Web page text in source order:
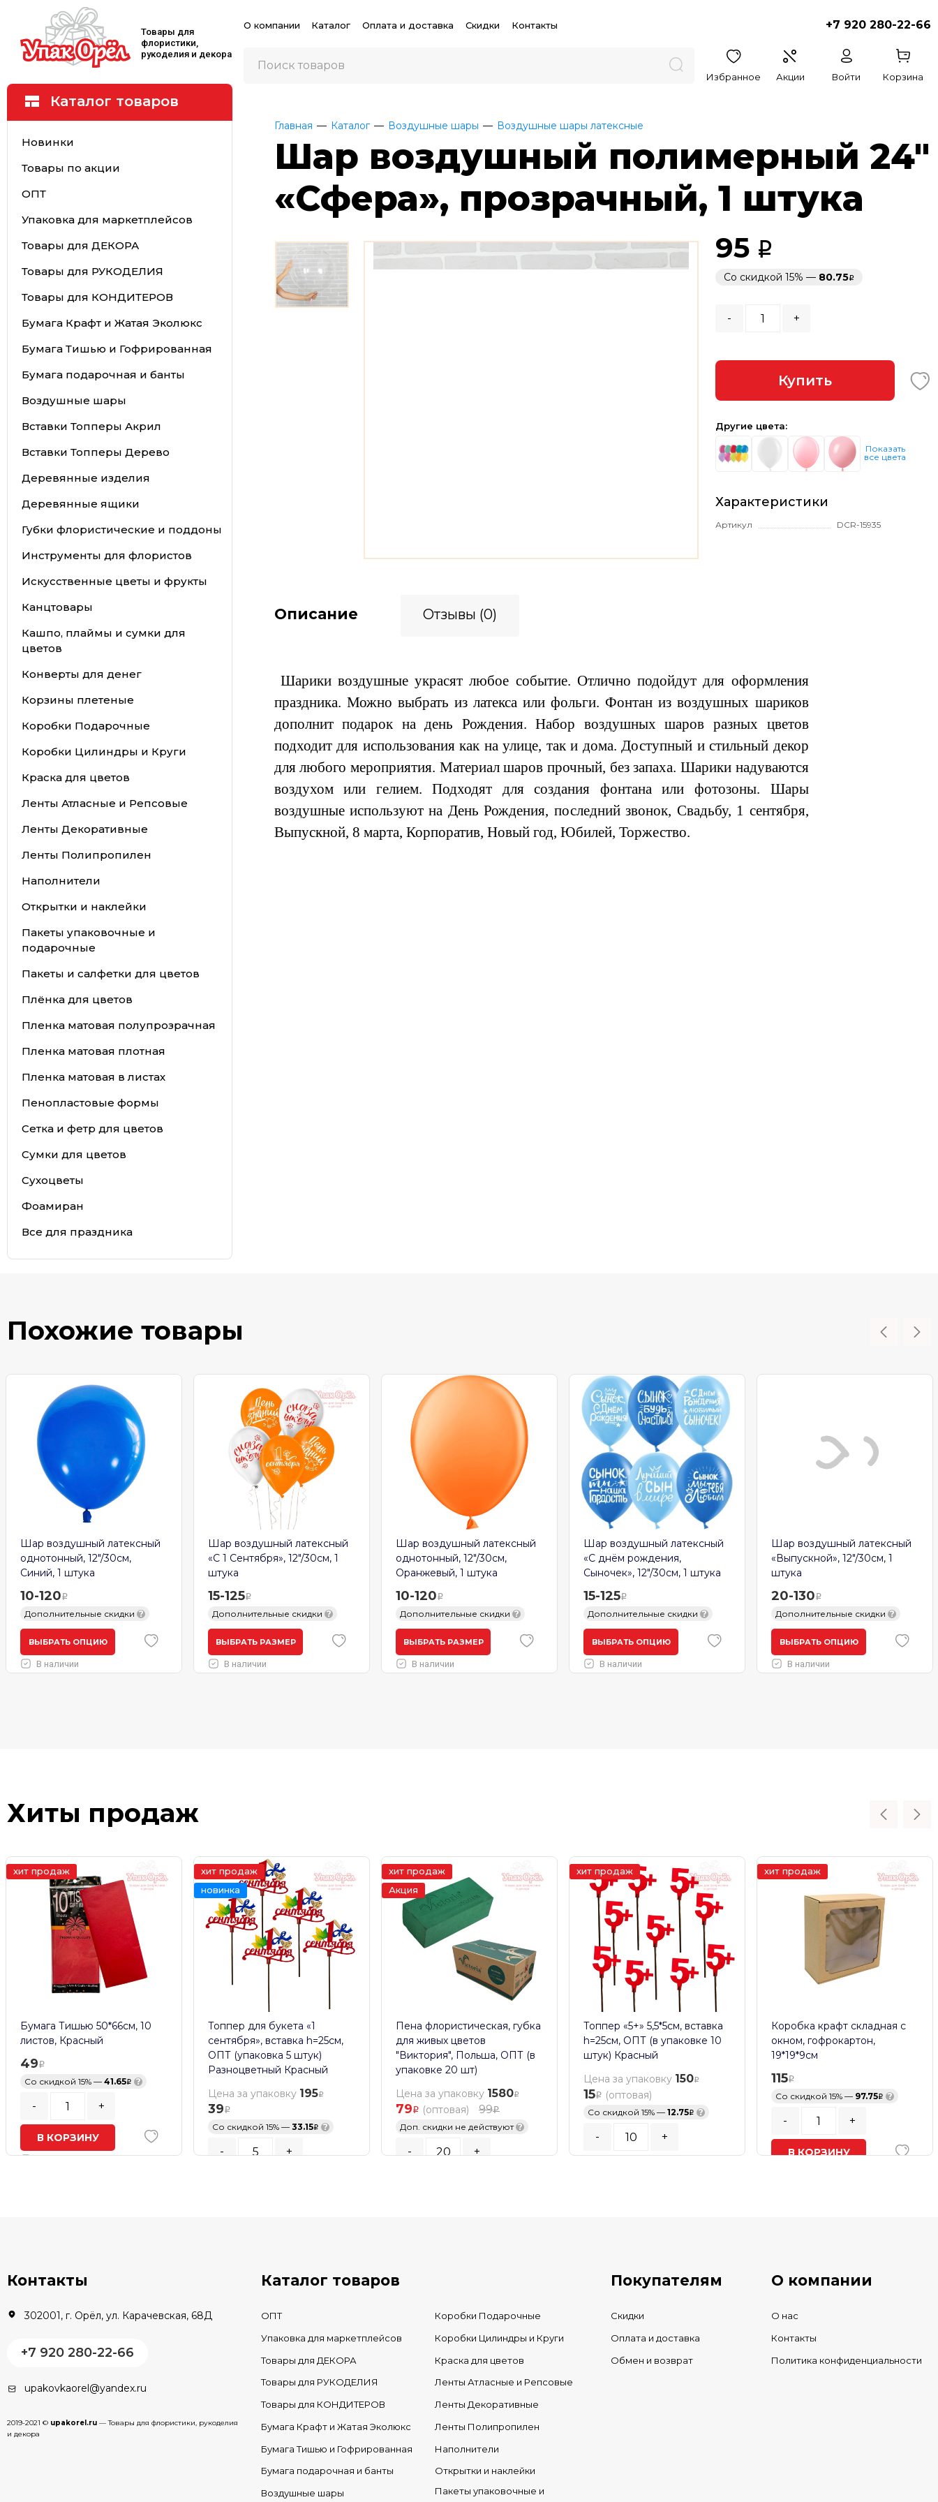
Товары для
флористики,
рукоделия и декора
О компании Каталог Оплата и доставка Скидки Контакты +7 920 280-22-66
Избранное Акции Войти Корзина
Каталог товаров
Новинки
Товары по акции
ОПТ
Упаковка для маркетплейсов
Товары для ДЕКОРА
Товары для РУКОДЕЛИЯ
Товары для КОНДИТЕРОВ
Бумага Крафт и Жатая Эколюкс
Бумага Тишью и Гофрированная
Бумага подарочная и банты
Воздушные шары
Вставки Топперы Акрил
Вставки Топперы Дерево
Деревянные изделия
Деревянные ящики
Губки флористические и поддоны
Инструменты для флористов
Искусственные цветы и фрукты
Канцтовары
Кашпо, плаймы и сумки для
цветов
Конверты для денег
Корзины плетеные
Коробки Подарочные
Коробки Цилиндры и Круги
Краска для цветов
Ленты Атласные и Репсовые
Ленты Декоративные
Ленты Полипропилен
Наполнители
Открытки и наклейки
Пакеты упаковочные и
подарочные
Пакеты и салфетки для цветов
Плёнка для цветов
Пленка матовая полупрозрачная
Пленка матовая плотная
Пленка матовая в листах
Пенопластовые формы
Сетка и фетр для цветов
Сумки для цветов
Сухоцветы
Фоамиран
Все для праздника
Главная Каталог Воздушные шары Воздушные шары латексные
Шар воздушный полимерный 24"
«Сфера», прозрачный, 1 штука
95
Со скидкой 15% — 80.75
- +
Купить
Другие цвета:
Показать
все цвета
Характеристики
Артикул DCR-15935
Описание Отзывы (0)
Шарики воздушные украсят любое событие. Отлично подойдут для оформления
праздника. Можно выбрать из латекса или фольги. Фонтан из воздушных шариков
дополнит подарок на день Рождения. Набор воздушных шаров разных цветов
подходит для использования как на улице, так и дома. Доступный и стильный декор
для любого мероприятия. Материал шаров прочный, без запаха. Шарики надуваются
воздухом или гелием. Подходят для создания фонтана или фотозоны. Шары
воздушные используют на День Рождения, последний звонок, Свадьбу, 1 сентября,
Выпускной, 8 марта, Корпоратив, Новый год, Юбилей, Торжество.
Похожие товары
Шар воздушный латексный
однотонный, 12″/30см,
Синий, 1 штука
10-120
Дополнительные скидки ?
ВЫБРАТЬ ОПЦИЮ
В наличии
Шар воздушный латексный
«С 1 Сентября», 12″/30см, 1
штука
15-125
Дополнительные скидки ?
ВЫБРАТЬ РАЗМЕР
В наличии
Шар воздушный латексный
однотонный, 12″/30см,
Оранжевый, 1 штука
10-120
Дополнительные скидки ?
ВЫБРАТЬ РАЗМЕР
В наличии
Шар воздушный латексный
«С днём рождения,
Сыночек», 12"/30см, 1 штука
15-125
Дополнительные скидки ?
ВЫБРАТЬ ОПЦИЮ
В наличии
Шар воздушный латексный
«Выпускной», 12"/30см, 1
штука
20-130
Дополнительные скидки ?
ВЫБРАТЬ ОПЦИЮ
В наличии
Хиты продаж
хит продаж
Бумага Тишью 50*66см, 10
листов, Красный
49
Со скидкой 15% — 41.65 ?
- +
В КОРЗИНУ
хит продаж
новинка
Топпер для букета «1
сентября», вставка h=25см,
ОПТ (упаковка 5 штук)
Разноцветный Красный
Цена за упаковку 195
39
Со скидкой 15% — 33.15 ?
- +
хит продаж
Акция
Пена флористическая, губка
для живых цветов
"Виктория", Польша, ОПТ (в
упаковке 20 шт)
Цена за упаковку 1580
79 (оптовая) 99
Доп. скидки не действуют ?
- +
хит продаж
Топпер «5+» 5,5*5см, вставка
h=25см, ОПТ (в упаковке 10
штук) Красный
Цена за упаковку 150
15 (оптовая)
Со скидкой 15% — 12.75 ?
- +
хит продаж
Коробка крафт складная с
окном, гофрокартон,
19*19*9см
115
Со скидкой 15% — 97.75 ?
- +
В КОРЗИНУ
Контакты
302001, г. Орёл, ул. Карачевская, 68Д
+7 920 280-22-66
upakovkaorel@yandex.ru
2019-2021 © upakorel.ru — Товары для флористики, рукоделия
и декора
Каталог товаров
ОПТ
Упаковка для маркетплейсов
Товары для ДЕКОРА
Товары для РУКОДЕЛИЯ
Товары для КОНДИТЕРОВ
Бумага Крафт и Жатая Эколюкс
Бумага Тишью и Гофрированная
Бумага подарочная и банты
Воздушные шары
Коробки Подарочные
Коробки Цилиндры и Круги
Краска для цветов
Ленты Атласные и Репсовые
Ленты Декоративные
Ленты Полипропилен
Наполнители
Открытки и наклейки
Пакеты упаковочные и
Покупателям
Скидки
Оплата и доставка
Обмен и возврат
О компании
О нас
Контакты
Политика конфиденциальности